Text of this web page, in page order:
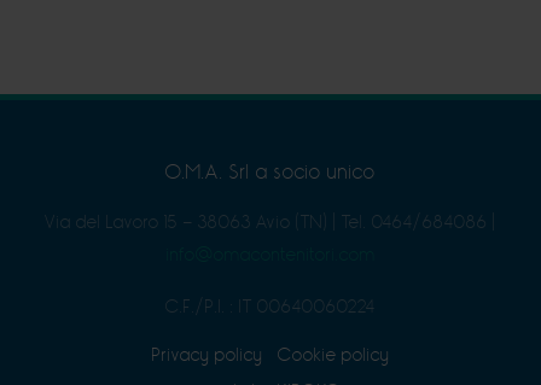
O.M.A. Srl a socio unico
Via del Lavoro 15 - 38063 Avio (TN) Tel. 0464/684086
C.F./P.I. : IT 00640060224
Privacy policy
Cookie policy